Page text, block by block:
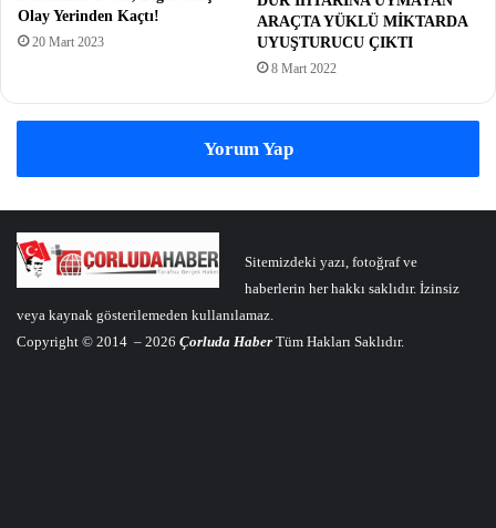
Olay Yerinden Kaçtı!
20 Mart 2023
ARAÇTA YÜKLÜ MİKTARDA
UYUŞTURUCU ÇIKTI
8 Mart 2022
Yorum Yap
Sitemizdeki yazı, fotoğraf ve
haberlerin her hakkı saklıdır. İzinsiz
veya kaynak gösterilemeden kullanılamaz.
Copyright © 2014 – 2026 Çorluda Haber Tüm Hakları Saklıdır.